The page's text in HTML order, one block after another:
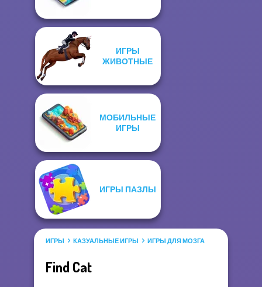
ИГРЫ
ЖИВОТНЫЕ
МОБИЛЬНЫЕ
ИГРЫ
ИГРЫ ПАЗЛЫ
ИГРЫ КАЗУАЛЬНЫЕ ИГРЫ ИГРЫ ДЛЯ МОЗГА
Find Cat